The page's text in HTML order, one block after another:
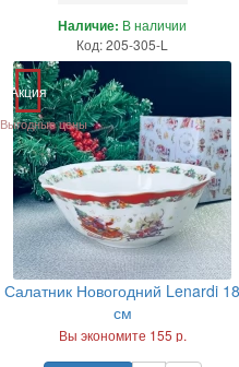
Наличие: В наличии
Код: 205-305-L
Акция
Выгодные цены
Салатник Новогодний Lenardi 18
см
Вы экономите 155 р.